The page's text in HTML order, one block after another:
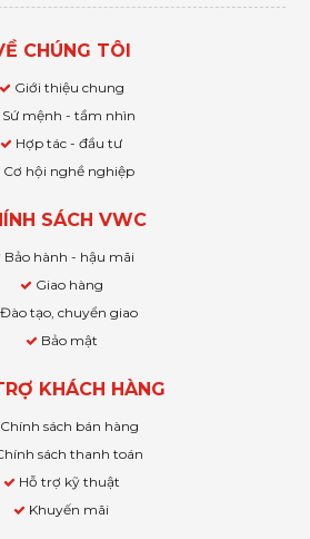
CHÚNG TÔI
Giới thiệu chung
Sứ mệnh - tầm nhìn
Hợp tác - đầu tư
Cơ hội nghề nghiệp
SÁCH VWC
Bảo hành - hậu mãi
Giao hàng
Đào tạo, chuyển giao
Bảo mật
KHÁCH HÀNG
Chính sách bán hàng
sách thanh toán
Hỗ trợ kỹ thuật
Khuyến mãi